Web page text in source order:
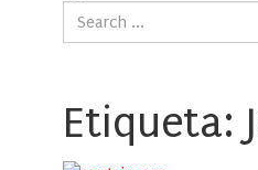
Etiqueta: